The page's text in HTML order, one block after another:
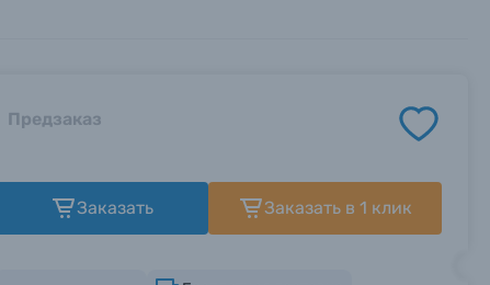
Предзаказ
Заказать Заказать в 1 клик